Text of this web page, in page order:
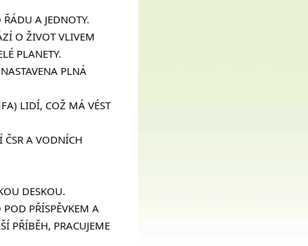
A JEDNOTY.
O ŽIVOT VLIVEM
PLANETY.
PLNÁ
LIDÍ, COŽ MÁ VÉST
ČSR A VODNÍCH
DESKOU.
PŘÍSPĚVKEM A
PŘÍBĚH, PRACUJEME